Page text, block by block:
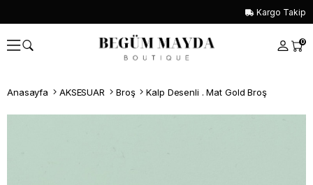
Kargo Takip
0
Anasayfa AKSESUAR Broş Kalp Desenli . Mat Gold Broş